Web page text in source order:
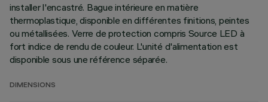
installer l'encastré. Bague intérieure en matière
thermoplastique, disponible en différentes finitions, peintes
ou métallisées. Verre de protection compris Source LED à
fort indice de rendu de couleur. L'unité d'alimentation est
disponible sous une référence séparée.
DIMENSIONS